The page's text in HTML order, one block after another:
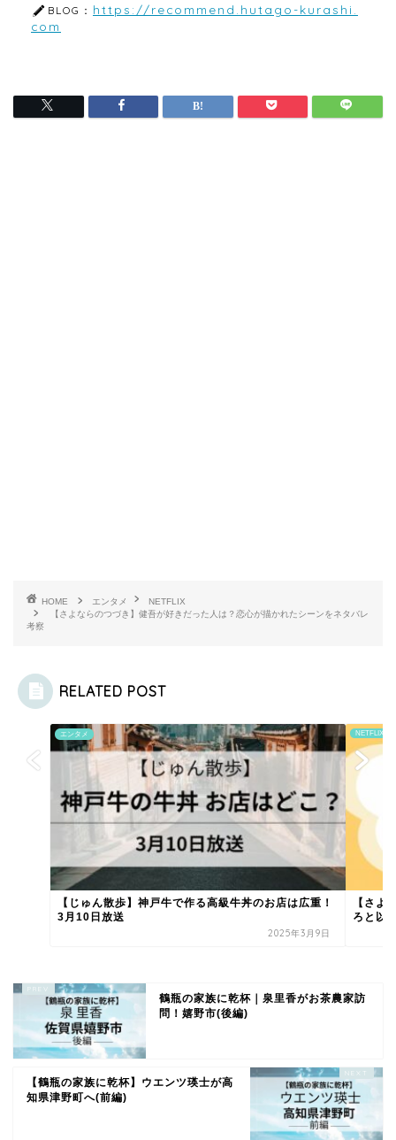
BLOG： https://recommend.hutago-kurashi.
com
HOME エンタメ
NETFLIX
【さよならのつづき】健吾が好きだった人は？恋心が描かれたシーンをネタバレ
考察
RELATED POST
エンタメ
【じゅん散歩】神戸牛で作る高級牛丼のお店は広重！
3月10日放送
2025年3月9日
NETFLIX
【さよ
ろと以
鶴瓶の家族に乾杯｜泉里香がお茶農家訪
問！嬉野市(後編)
【鶴瓶の家族に乾杯】ウエンツ瑛士が高
知県津野町へ(前編)